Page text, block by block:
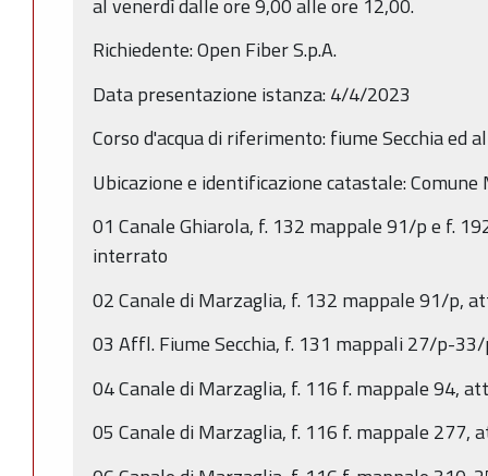
Richiedente: Open Fiber S.p.A.
Data presentazione istanza: 4/4/2023
Corso d'acqua di riferimento: fiume Secchia ed
Ubicazione e identificazione catastale: Comune
01 Canale Ghiarola, f. 132 mappale 91/p e f.
interrato
02 Canale di Marzaglia, f. 132 mappale 91/p,
03 Affl. Fiume Secchia, f. 131 mappali 27/p-
04 Canale di Marzaglia, f. 116 f. mappale 94,
05 Canale di Marzaglia, f. 116 f. mappale 277,